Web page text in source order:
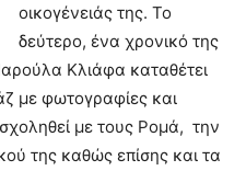
οικογένειάς της. Το
δεύτερο, ένα χρονικό της
Κλιάφα καταθέτει
με φωτογραφίες και
με τους Ρομά, την
της καθώς επίσης και τα